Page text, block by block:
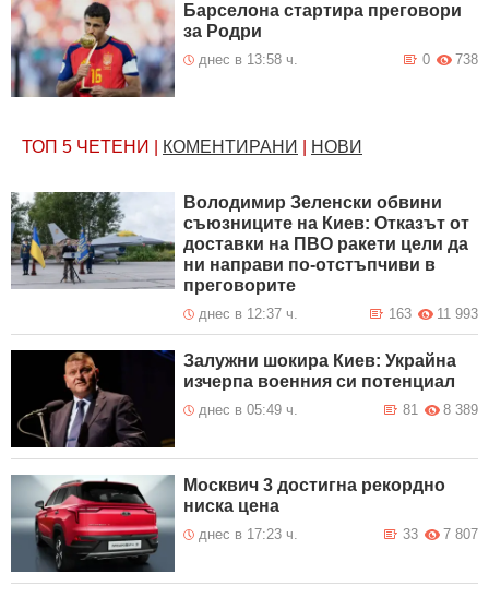
Барселона стартира преговори
за Родри
днес в 13:58 ч. 738
0
ТОП 5 ЧЕТЕНИ КОМЕНТИРАНИ НОВИ
Володимир Зеленски обвини
съюзниците на Киев: Отказът от
доставки на ПВО ракети цели да
ни направи по-отстъпчиви в
преговорите
днес в 12:37 ч. 11 993
163
Залужни шокира Киев: Украйна
изчерпа военния си потенциал
днес в 05:49 ч. 8 389
81
Москвич 3 достигна рекордно
ниска цена
днес в 17:23 ч. 7 807
33